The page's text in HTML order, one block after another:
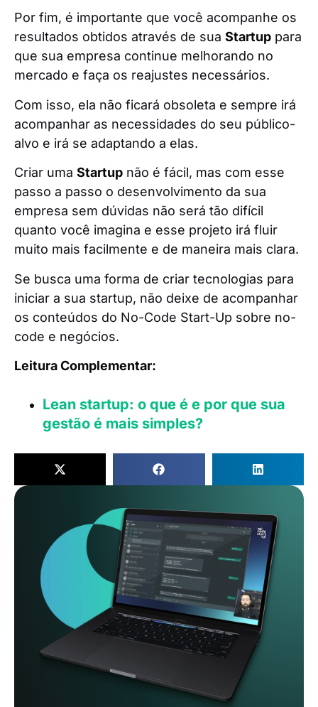
Por fim, é importante que você acompanhe os
resultados obtidos através de sua Startup para
que sua empresa continue melhorando no
mercado e faça os reajustes necessários.
Com isso, ela não ficará obsoleta e sempre irá
acompanhar as necessidades do seu público-
alvo e irá se adaptando a elas.
Criar uma Startup não é fácil, mas com esse
passo a passo o desenvolvimento da sua
empresa sem dúvidas não será tão difícil
quanto você imagina e esse projeto irá fluir
muito mais facilmente e de maneira mais clara.
Se busca uma forma de criar tecnologias para
iniciar a sua startup, não deixe de acompanhar
os conteúdos do No-Code Start-Up sobre no-
code e negócios.
Leitura Complementar:
Lean startup: o que é e por que sua
gestão é mais simples?